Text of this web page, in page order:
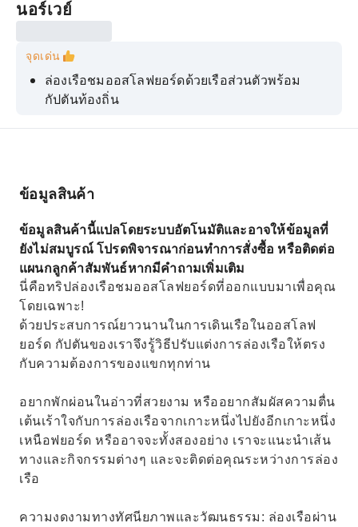
นอร์เวย์
จุดเด่น
ล่องเรือชมออสโลฟยอร์ดด้วยเรือส่วนตัวพร้อม
กัปตันท้องถิ่น
สัมผัสประสบการณ์ส่วนตัวด้วยเส้นทางและกิจกรรม
และหมู่เกาะในฟยอร์ด
นกทะเลและโลมา
เพลิดเพลินกับอาหารว่างและเครื่องดื่มสไตล์นอร์เวย์
ที่จัดเตรียมไว้ให้ฟรีบนเรือ
ข้อมูลสินค้า
ข้อมูลสินค้านี้แปลโดยระบบอัตโนมัติและอาจให้ข้อมูลที่
ยังไม่สมบูรณ์ โปรดพิจารณาก่อนทำการสั่งซื้อ หรือติดต่อ
แผนกลูกค้าสัมพันธ์หากมีคำถามเพิ่มเติม
นี่คือทริปล่องเรือชมออสโลฟยอร์ดที่ออกแบบมาเพื่อคุณ
โดยเฉพาะ!
ด้วยประสบการณ์ยาวนานในการเดินเรือในออสโลฟ
ยอร์ด กัปตันของเราจึงรู้วิธีปรับแต่งการล่องเรือให้ตรง
กับความต้องการของแขกทุกท่าน
อยากพักผ่อนในอ่าวที่สวยงาม หรืออยากสัมผัสความตื่น
เต้นเร้าใจกับการล่องเรือจากเกาะหนึ่งไปยังอีกเกาะหนึ่ง
เหนือฟยอร์ด หรืออาจจะทั้งสองอย่าง เราจะแนะนำเส้น
ทางและกิจกรรมต่างๆ และจะติดต่อคุณระหว่างการล่อง
เรือ
ความงดงามทางทัศนียภาพและวัฒนธรรม: ล่องเรือผ่าน